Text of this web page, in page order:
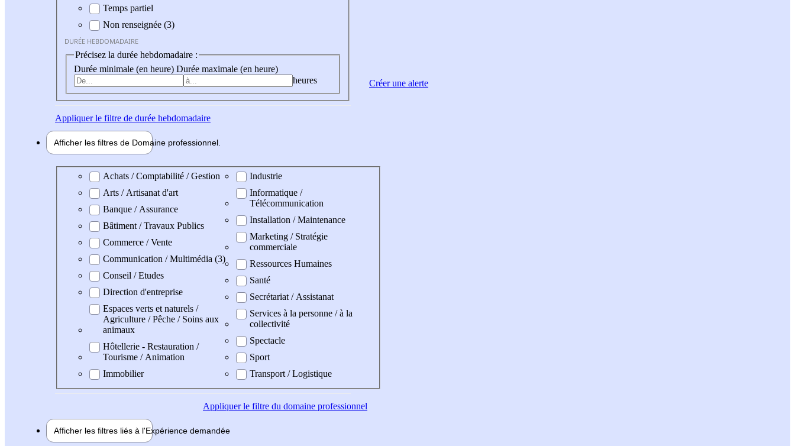
Temps partiel
Non renseignée (3)
DURÉE HEBDOMADAIRE
Précisez la durée hebdomadaire :
Durée minimale (en heure) Durée maximale (en heure)
heures
Appliquerle filtre de durée hebdomadaire
Afficher les filtres de Domaine professionnel
Domaine professionel
Achats / Comptabilité / Gestion
Arts / Artisanat d'art
Banque / Assurance
Bâtiment / Travaux Publics
Commerce / Vente
Communication / Multimédia (3)
Conseil / Etudes
Direction d'entreprise
Espaces verts et naturels /
Agriculture / Pêche / Soins aux
animaux
Hôtellerie - Restauration /
Tourisme / Animation
Immobilier
Industrie
Informatique /
Télécommunication
Installation / Maintenance
Marketing / Stratégie
commerciale
Ressources Humaines
Santé
Secrétariat / Assistanat
Services à la personne / à la
collectivité
Spectacle
Sport
Transport / Logistique
Appliquerle filtre du domaine professionnel
Afficher les filtres liés à l'Expérience demandée
Créer une alerte